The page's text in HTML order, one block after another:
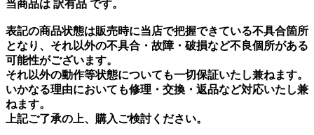
当商品は 訳有品 です。
表記の商品状態は販売時に当店で把握できている不具合箇所
となり、それ以外の不具合・故障・破損など不良個所がある
可能性がございます。
それ以外の動作等状態についても一切保証いたし兼ねます。
いかなる理由においても修理・交換・返品など対応いたし兼
ねます。
上記ご了承の上、購入ご検討ください。